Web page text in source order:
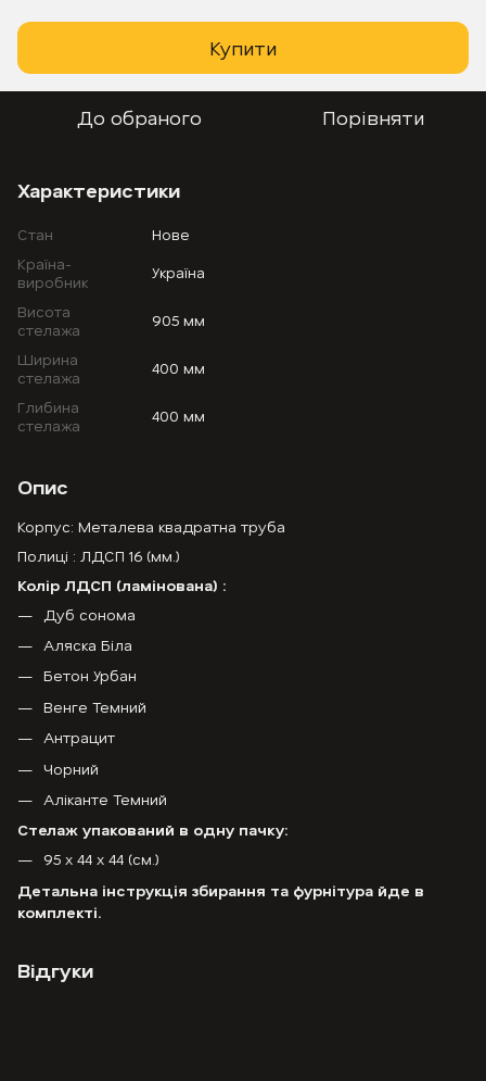
Купити
До обраного Порівняти
Характеристики
Стан
Нове
Країна-
виробник
Україна
Висота
стелажа
905 мм
Ширина
стелажа
400 мм
Глибина
стелажа
400 мм
Опис
Корпус: Металева квадратна труба
Полиці : ЛДСП 16 (мм.)
Колір ЛДСП (ламінована) :
Дуб сонома
Аляска Біла
Бетон Урбан
Венге Темний
Антрацит
Чорний
Аліканте Темний
Стелаж упакований в одну пачку:
95 х 44 х 44 (см.)
Детальна інструкція збирання та фурнітура йде в
комплекті.
Відгуки